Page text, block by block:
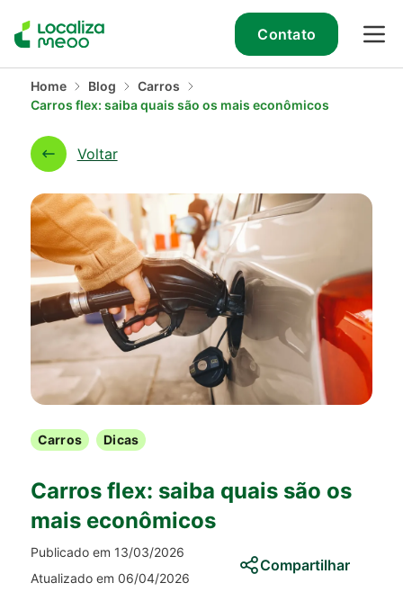
Contato
Home Blog
Carros
Carros flex: saiba quais são os mais econômicos
Voltar
Carros Dicas
Carros flex: saiba quais são os
mais econômicos
Publicado em 13/03/2026
Atualizado em 06/04/2026
Compartilhar